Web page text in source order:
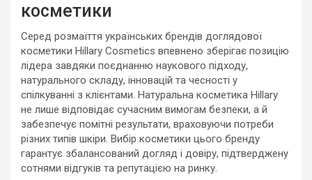
косметики
Серед розмаїття українських брендів доглядової
косметики Hillary Cosmetics впевнено зберігає позицію
лідера завдяки поєднанню наукового підходу,
натурального складу, інновацій та чесності у
спілкуванні з клієнтами. Натуральна косметика Hillary
не лише відповідає сучасним вимогам безпеки, а й
забезпечує помітні результати, враховуючи потреби
різних типів шкіри. Вибір косметики цього бренду
гарантує збалансований догляд і довіру, підтверджену
сотнями відгуків та репутацією на ринку.